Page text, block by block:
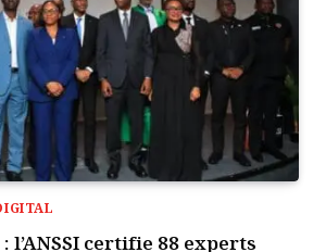
l’ANSSI certifie 88 experts